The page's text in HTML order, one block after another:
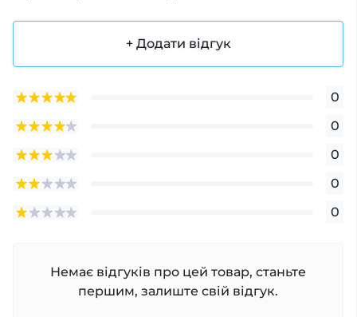
+ Додати відгук
0
0
0
0
0
Немає відгуків про цей товар, станьте
першим, залиште свій відгук.